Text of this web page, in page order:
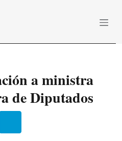
a ministra
de Diputados